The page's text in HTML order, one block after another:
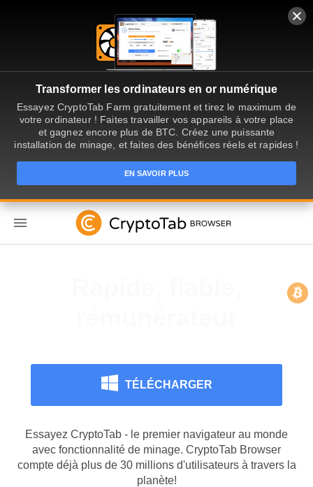
Transformer les ordinateurs en or numérique
Essayez CryptoTab Farm gratuitement et tirez le maximum de
votre ordinateur ! Faites travailler vos appareils à votre place
et gagnez encore plus de BTC. Créez une puissante
installation de minage, et faites des bénéfices réels et rapides !
EN SAVOIR PLUS
TÉLÉCHARGER
Essayez CryptoTab - le premier navigateur au monde
avec fonctionnalité de minage. CryptoTab Browser
compte déjà plus de 30 millions d'utilisateurs à travers la
planète!